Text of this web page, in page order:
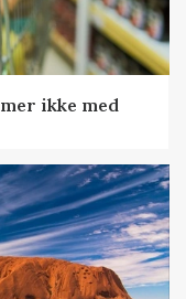
ikke med